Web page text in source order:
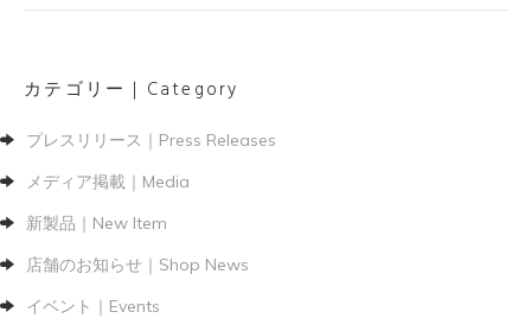
カテゴリー｜Category
プレスリリース｜Press Releases
メディア掲載｜Media
新製品｜New Item
店舗のお知らせ｜Shop News
イベント｜Events